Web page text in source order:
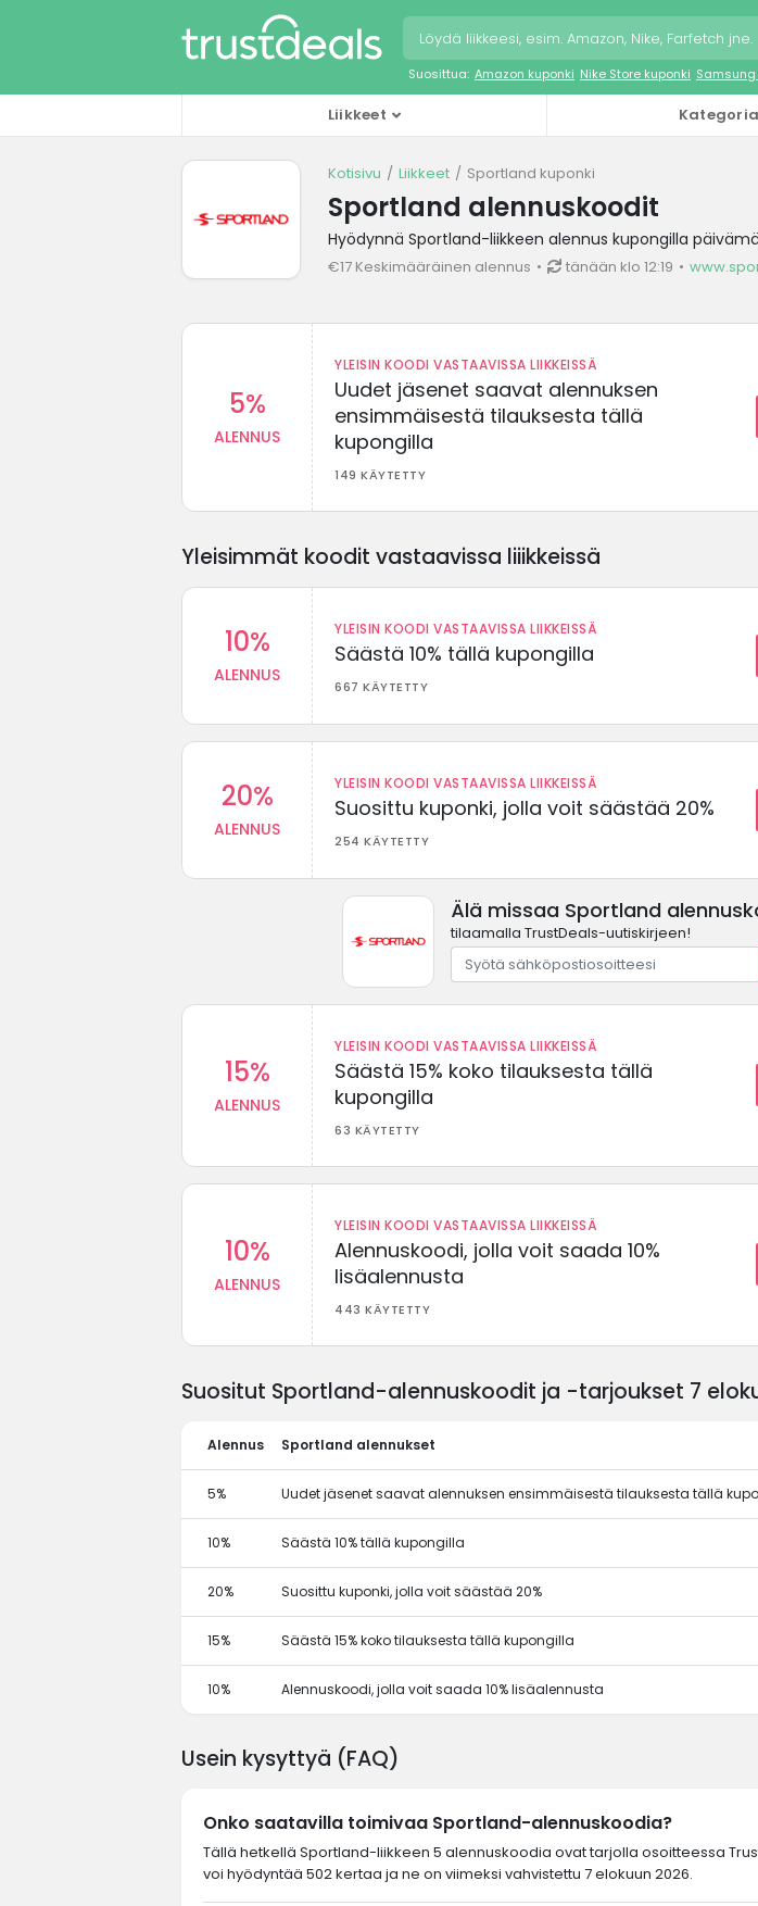
Suosittua: Amazon kuponki Nike Store kuponki Samsung
Liikkeet
Kotisivu Liikkeet Sportland kuponki
Sportland alennuskoodit
Hyödynnä Sportland-liikkeen alennus kupongilla
€17 Keskimääräinen alennus tänään klo 12:19
5%
ALENNUS
YLEISIN KOODI VASTAAVISSA LIIKKEISSÄ
Uudet jäsenet saavat alennuksen
ensimmäisestä tilauksesta tällä
kupongilla
149 KÄYTETTY
Yleisimmät koodit vastaavissa liiikkeissä
10%
ALENNUS
YLEISIN KOODI VASTAAVISSA LIIKKEISSÄ
Säästä 10% tällä kupongilla
667 KÄYTETTY
20%
ALENNUS
YLEISIN KOODI VASTAAVISSA LIIKKEISSÄ
Suosittu kuponki, jolla voit säästää 20%
254 KÄYTETTY
Älä missaa Sportland
tilaamalla TrustDeals-uutiskirjeen!
15%
ALENNUS
YLEISIN KOODI VASTAAVISSA LIIKKEISSÄ
Säästä 15% koko tilauksesta tällä
kupongilla
63 KÄYTETTY
10%
ALENNUS
YLEISIN KOODI VASTAAVISSA LIIKKEISSÄ
Alennuskoodi, jolla voit saada 10%
lisäalennusta
443 KÄYTETTY
Suositut Sportland-alennuskoodit ja -tarjoukset 7
Alennus Sportland alennukset
5% Uudet jäsenet saavat alennuksen ensimmäisestä tilauksesta tällä
10% Säästä 10% tällä kupongilla
20% Suosittu kuponki, jolla voit säästää 20%
15% Säästä 15% koko tilauksesta tällä kupongilla
10% Alennuskoodi, jolla voit saada 10% lisäalennusta
Usein kysyttyä (FAQ)
Onko saatavilla toimivaa Sportland-alennuskoodia?
Tällä hetkellä Sportland-liikkeen 5 alennuskoodia ovat tarjolla osoitteessa
voi hyödyntää 502 kertaa ja ne on viimeksi vahvistettu 7 elokuun 2026.